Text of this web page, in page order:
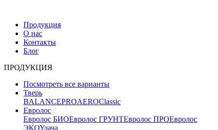
Продукция
О нас
Контакты
Блог
ПРОДУКЦИЯ
Посмотреть все варианты
Тверь
BALANCEPROAEROClassic
Евролос
Евролос БИОЕвролос ГРУНТЕвролос ПРОЕвролос
ЭКОУдача